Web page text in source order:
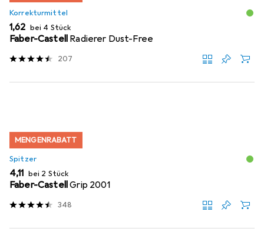
Korrekturmittel
EUR
1,62 bei 4 Stück
Faber-Castell Radierer Dust-Free
207
MENGENRABATT
Spitzer
EUR
4,11 bei 2 Stück
Faber-CastellGrip 2001
348